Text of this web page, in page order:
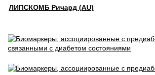
ЛИПСКОМБ Ричард (AU)